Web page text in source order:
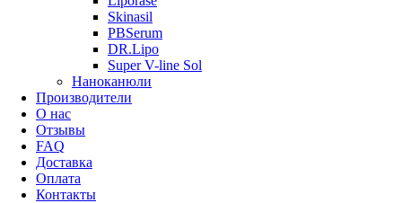
Skinasil
PBSerum
DR.Lipo
Super V-line Sol
Наноканюли
Производители
О нас
Отзывы
FAQ
Доставка
Оплата
Контакты